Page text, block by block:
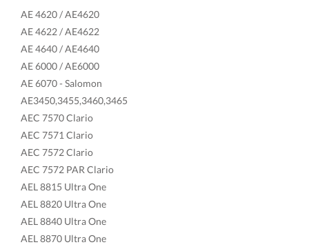
AE 4620 / AE4620
AE 4622 / AE4622
AE 4640 / AE4640
AE 6000 / AE6000
AE 6070 - Salomon
AE3450,3455,3460,3465
AEC 7570 Clario
AEC 7571 Clario
AEC 7572 Clario
AEC 7572 PAR Clario
AEL 8815 Ultra One
AEL 8820 Ultra One
AEL 8840 Ultra One
AEL 8870 Ultra One